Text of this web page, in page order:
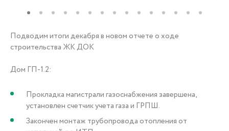
Подводим итоги декабря в новом отчете о ходе
строительства ЖК ДОК
Дом ГП-1.2:
Прокладка магистрали газоснабжения завершена,
установлен счетчик учета газа и ГРПШ.
Закончен монтаж трубопровода отопления от